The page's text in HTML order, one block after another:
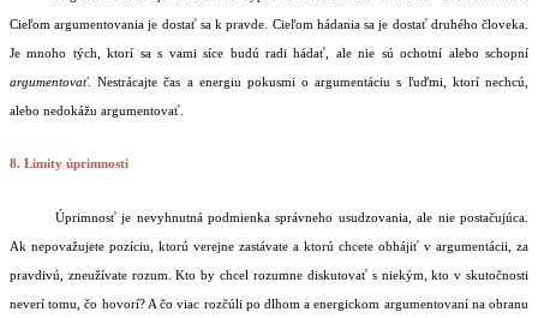
Cieľom argumentovania je dostať sa k pravde. Cieľom hádania sa je dostať druhého človeka.
Je mnoho tých, ktorí sa s vami síce budú radi hádať, ale nie sú ochotní alebo schopní
argumentovať. Nestrácajte čas a energiu pokusmi o argumentáciu s ľuďmi, ktorí nechcú,
alebo nedokážu argumentovať.
8. Limity úprimnosti
Úprimnosť je nevyhnutná podmienka správneho usudzovania, ale nie postačujúca.
Ak nepovažujete pozíciu, ktorú verejne zastávate a ktorú chcete obhájiť v argumentácii, za
pravdivú, zneužívate rozum. Kto by chcel rozumne diskutovať s niekým, kto v skutočnosti
neverí tomu, čo hovorí? A čo viac rozčúli po dlhom a energickom argumentovaní na obranu